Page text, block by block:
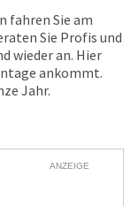
fahren Sie am
Sie Profis und
wieder an. Hier
ankommt.
Jahr.
ANZEIGE